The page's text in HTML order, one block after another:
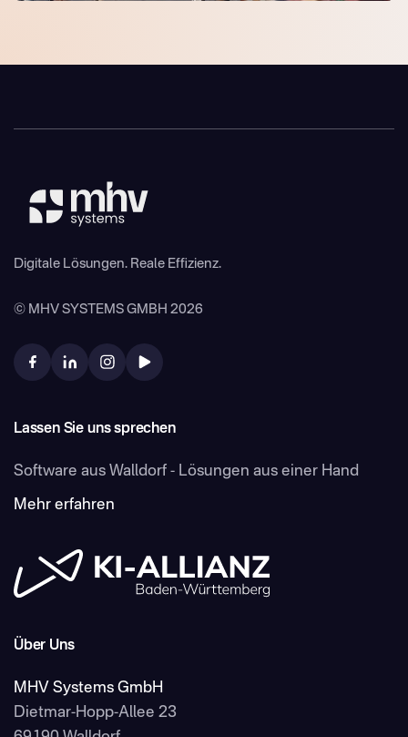
Digitale Lösungen. Reale Effizienz.
© MHV SYSTEMS GMBH 2026
Lassen Sie uns sprechen
Software aus Walldorf - Lösungen aus einer Hand
Mehr erfahren
Über Uns
MHV Systems GmbH
Dietmar-Hopp-Allee 23